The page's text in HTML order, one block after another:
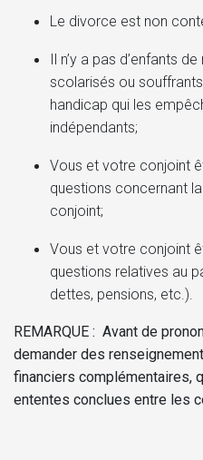
Le divorce est non
Il n’y a pas d’enfants
scolarisés ou souffrants
handicap qui les
indépendants;
Vous et votre conjoint
questions concernant
conjoint;
Vous et votre conjoint
questions relatives au
dettes, pensions, etc.).
REMARQUE : Avant de
demander des
financiers complémentaires,
ententes conclues entre les